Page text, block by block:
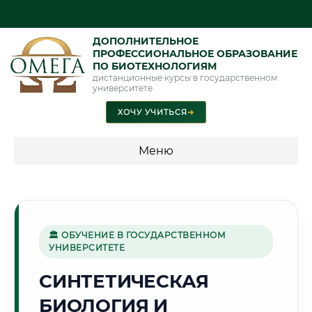
ДОПОЛНИТЕЛЬНОЕ
ПРОФЕССИОНАЛЬНОЕ ОБРАЗОВАНИЕ
ПО БИОТЕХНОЛОГИЯМ
дистанционные курсы в государственном
университете
ХОЧУ УЧИТЬСЯ➜
Меню
🐟
Г. АСТРАХАНЬ
🏛 ОБУЧЕНИЕ В ГОСУДАРСТВЕННОМ
УНИВЕРСИТЕТЕ
СИНТЕТИЧЕСКАЯ
БИОЛОГИЯ И